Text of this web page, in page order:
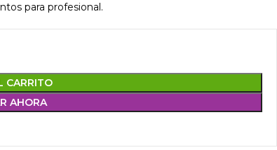
para profesional.
CARRITO
AHORA